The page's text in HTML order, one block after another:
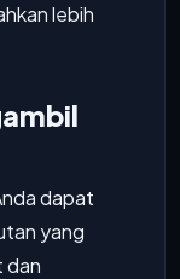
lebih
dapat
yang
dan